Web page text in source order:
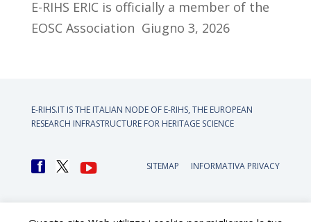
E-RIHS ERIC is officially a member of the
EOSC Association Giugno 3, 2026
E-RIHS.IT IS THE ITALIAN NODE OF E-RIHS, THE EUROPEAN
RESEARCH INFRASTRUCTURE FOR HERITAGE SCIENCE
SITEMAP INFORMATIVA PRIVACY